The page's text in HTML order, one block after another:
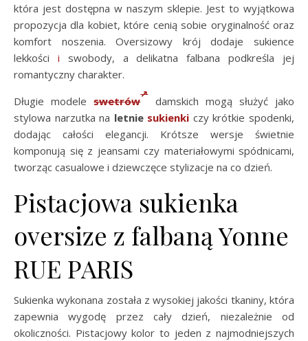
która jest dostępna w naszym sklepie. Jest to wyjątkowa
propozycja dla kobiet, które cenią sobie oryginalność oraz
komfort noszenia. Oversizowy krój dodaje sukience
lekkości i swobody, a delikatna falbana podkreśla jej
romantyczny charakter.
Długie modeleswetrów
damskich mogą służyć jako
stylowa narzutka na letnie sukienki czy krótkie spodenki,
dodając całości elegancji. Krótsze wersje świetnie
komponują się z jeansami czy materiałowymi spódnicami,
tworząc casualowe i dziewczęce stylizacje na co dzień.
Pistacjowa sukienka
oversize z falbaną Yonne
RUE PARIS
Sukienka wykonana została z wysokiej jakości tkaniny, która
zapewnia wygodę przez cały dzień, niezależnie od
okoliczności. Pistacjowy kolor to jeden z najmodniejszych